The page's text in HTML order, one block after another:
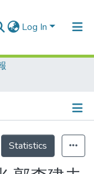
Log In
Statistics